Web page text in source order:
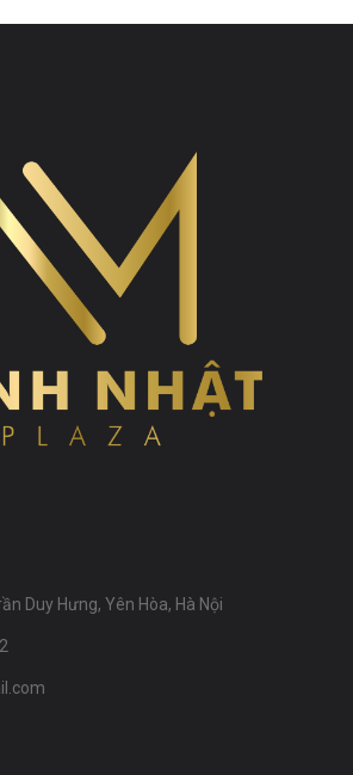
Duy Hưng, Yên Hòa, Hà Nội